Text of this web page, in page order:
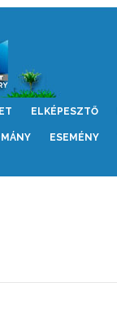
ELKÉPESZTŐ
ESEMÉNY